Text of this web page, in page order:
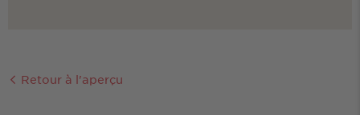
Retour à l'aperçu